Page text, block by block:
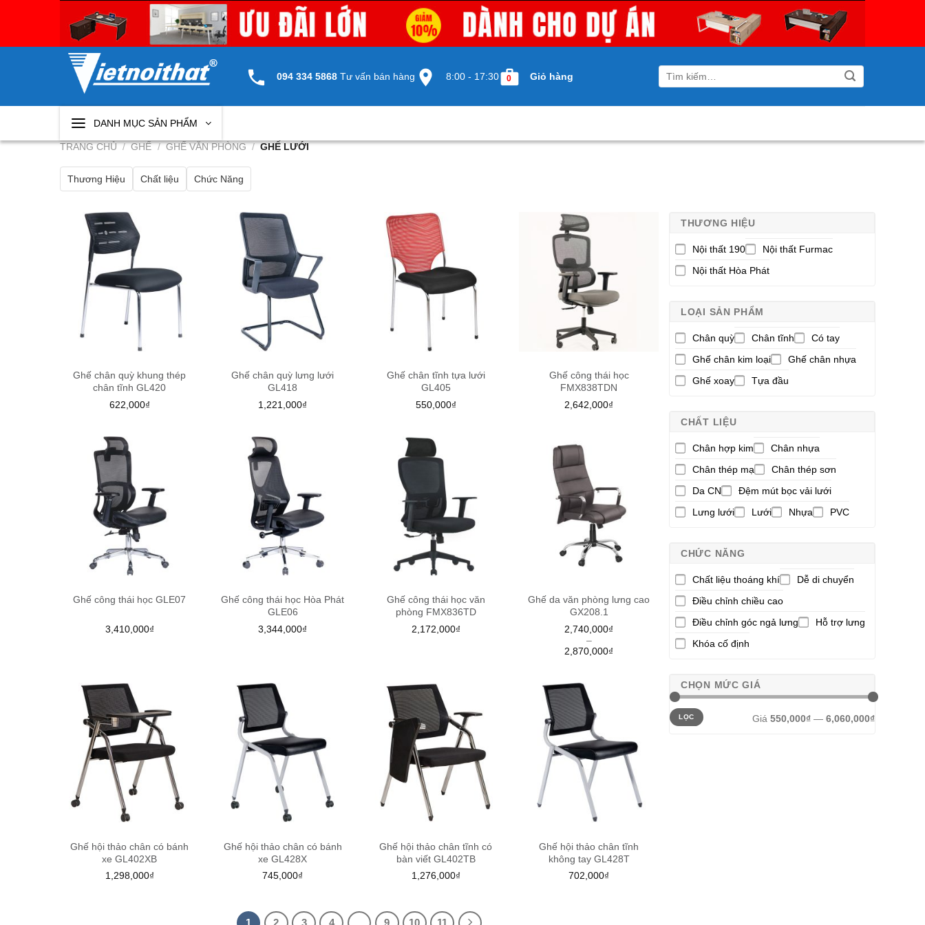
094 334 5868 Tư vấn bán hàng 8:00 - 17:30 0 Giỏ hàng
Tìm
kiếm:
DANH MỤC SẢN PHẨM
TRANG CHỦ / GHẾ / GHẾ VĂN PHÒNG / GHẾ LƯỚI
Thương Hiệu Chất liệu Chức Năng
Ghế chân quỳ khung thép
chân tĩnh GL420
622,000₫
Ghế chân quỳ lưng lưới
GL418
1,221,000₫
Ghế chân tĩnh tựa lưới
GL405
550,000₫
Ghế công thái học
FMX838TDN
2,642,000₫
Ghế công thái học GLE07
3,410,000₫
Ghế công thái học Hòa Phát
GLE06
3,344,000₫
Ghế công thái học văn
phòng FMX836TD
2,172,000₫
Ghế da văn phòng lưng cao
GX208.1
2,740,000₫
–
2,870,000₫
Ghế hội thảo chân có bánh
xe GL402XB
1,298,000₫
Ghế hội thảo chân có bánh
xe GL428X
745,000₫
Ghế hội thảo chân tĩnh có
bàn viết GL402TB
1,276,000₫
Ghế hội thảo chân tĩnh
không tay GL428T
702,000₫
1 2 3 4 9 10 11
THƯƠNG HIỆU
Nội thất 190
Nội thất Furmac
Nội thất Hòa Phát
LOẠI SẢN PHẨM
Chân quỳ Chân tĩnh
Có tay
Ghế chân kim loại
Ghế chân nhựa
Ghế xoay
Tựa đầu
CHẤT LIỆU
Chân hợp kim
Chân nhựa
Chân thép mạ
Chân thép sơn
Da CN
Đệm mút bọc vải lưới
Lưng lưới
Lưới Nhựa PVC
CHỨC NĂNG
Chất liệu thoáng khí
Dễ di chuyển
Điều chỉnh chiều cao
Điều chỉnh góc ngả lưng
Hỗ trợ lưng
Khóa cố định
CHỌN MỨC GIÁ
Giá
thấp
Giá
cao
LỌC Giá 550,000₫ — 6,060,000₫